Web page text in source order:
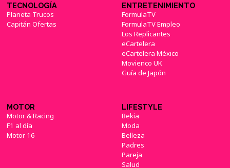
TECNOLOGÍA
Planeta Trucos
Capitán Ofertas
ENTRETENIMIENTO
FormulaTV
FormulaTV Empleo
Los Replicantes
eCartelera
eCartelera México
Movienco UK
Guía de Japón
MOTOR
Motor & Racing
F1 al día
Motor 16
LIFESTYLE
Bekia
Moda
Belleza
Padres
Pareja
Salud